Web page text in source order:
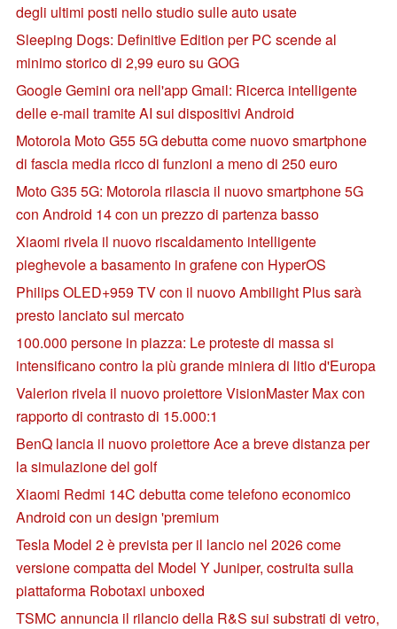
degli ultimi posti nello studio sulle auto usate
Sleeping Dogs: Definitive Edition per PC scende al
minimo storico di 2,99 euro su GOG
Google Gemini ora nell'app Gmail: Ricerca intelligente
delle e-mail tramite AI sui dispositivi Android
Motorola Moto G55 5G debutta come nuovo smartphone
di fascia media ricco di funzioni a meno di 250 euro
Moto G35 5G: Motorola rilascia il nuovo smartphone 5G
con Android 14 con un prezzo di partenza basso
Xiaomi rivela il nuovo riscaldamento intelligente
pieghevole a basamento in grafene con HyperOS
Philips OLED+959 TV con il nuovo Ambilight Plus sarà
presto lanciato sul mercato
100.000 persone in piazza: Le proteste di massa si
intensificano contro la più grande miniera di litio d'Europa
Valerion rivela il nuovo proiettore VisionMaster Max con
rapporto di contrasto di 15.000:1
BenQ lancia il nuovo proiettore Ace a breve distanza per
la simulazione del golf
Xiaomi Redmi 14C debutta come telefono economico
Android con un design 'premium
Tesla Model 2 è prevista per il lancio nel 2026 come
versione compatta del Model Y Juniper, costruita sulla
piattaforma Robotaxi unboxed
TSMC annuncia il rilancio della R&S sui substrati di vetro,